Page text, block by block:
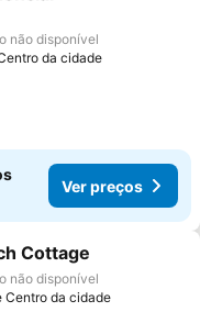
aos favoritos
não disponível
da cidade
Ver preços
aos favoritos
Cottage
não disponível
Centro da cidade